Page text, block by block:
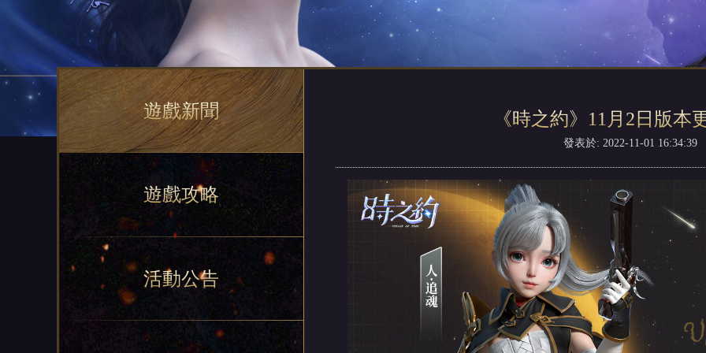
遊戲新聞
遊戲攻略
活動公告
《時之約》11月2日版本
發表於: 2022-11-01 16:34:39